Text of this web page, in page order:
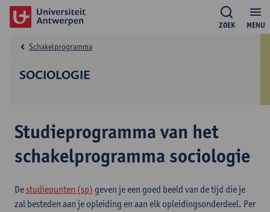
MENU
ZOEK
SOCIOLOGIE
Schakelprogramma
Studieprogramma van het
schakelprogramma sociologie
De studiepunten (sp) geven je een goed beeld van de tijd die je
zal besteden aan je opleiding en aan elk opleidingsonderdeel. Per